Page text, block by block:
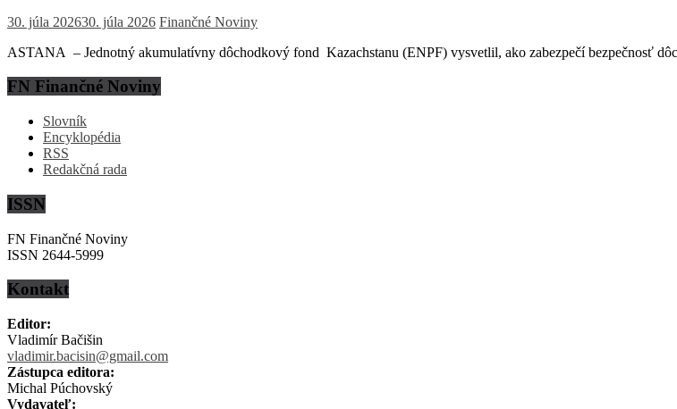
30. júla 202630. júla 2026 Finančné Noviny
ASTANA – Jednotný akumulatívny dôchodkový fond Kazachstanu (ENPF) vysvetlil, ako zabezpečí bezpečnosť
FN Finančné Noviny
Slovník
Encyklopédia
RSS
Redakčná rada
ISSN
FN Finančné Noviny
ISSN 2644-5999
Kontakt
Editor:
Vladimír Bačišin
vladimir.bacisin@gmail.com
Zástupca editora:
Michal Púchovský
Vydavateľ: